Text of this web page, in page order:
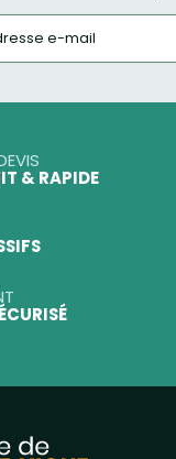
& RAPIDE